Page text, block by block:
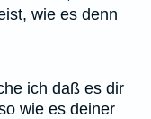
wie es denn
ich daß es dir
wie es deiner